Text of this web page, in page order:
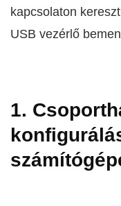
kapcsolaton
USB vezérlő
1.